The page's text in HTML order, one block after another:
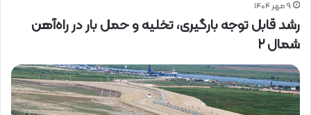
۹ مهر ۱۴۰۴
رشد قابل توجه بارگیری، تخلیه و حمل بار در راه‌آهن
شمال ۲